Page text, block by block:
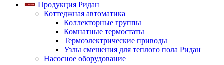
Продукция Ридан
Коттеджная автоматика
Коллекторные группы
Комнатные термостаты
Термоэлектрические приводы
Узлы смешения для теплого пола Ридан
Насосное оборудование